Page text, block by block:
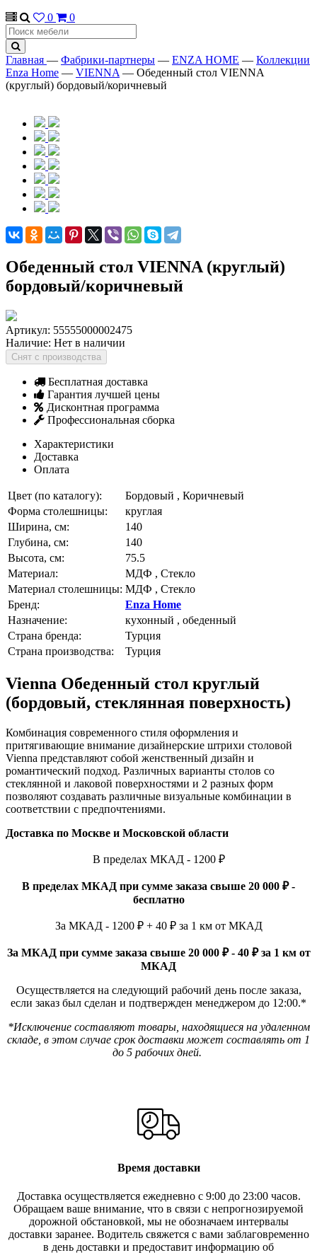
0
0
Главная — Фабрики-партнеры — ENZA HOME — Коллекции
Enza Home — VIENNA — Обеденный стол VIENNA
(круглый) бордовый/коричневый
Обеденный стол VIENNA (круглый)
бордовый/коричневый
Артикул: 55555000002475
Наличие: Нет в наличии
Снят с производства
Бесплатная доставка
Гарантия лучшей цены
Дисконтная программа
Профессиональная сборка
Характеристики
Доставка
Оплата
Цвет (по каталогу):
Бордовый , Коричневый
Форма столешницы:
круглая
Ширина, см:
140
Глубина, см:
140
Высота, см:
75.5
Материал:
МДФ , Стекло
Материал столешницы: МДФ , Стекло
Бренд:
Enza Home
Назначение:
кухонный , обеденный
Страна бренда:
Турция
Страна производства:
Турция
Vienna Обеденный стол круглый
(бордовый, стеклянная поверхность)
Комбинация современного стиля оформления и
притягивающие внимание дизайнерские штрихи столовой
Vienna представляют собой женственный дизайн и
романтический подход. Различных варианты столов со
стеклянной и лаковой поверхностями и 2 разных форм
позволяют создавать различные визуальные комбинации в
соответствии с предпочтениями.
Доставка по Москве и Московской области
В пределах МКАД - 1200 ₽
В пределах МКАД при сумме заказа свыше 20 000 ₽ -
бесплатно
За МКАД - 1200 ₽ + 40 ₽ за 1 км от МКАД
За МКАД при сумме заказа свыше 20 000 ₽ - 40 ₽ за 1 км от
МКАД
Осуществляется на следующий рабочий день после заказа,
если заказ был сделан и подтвержден менеджером до 12:00.*
*Исключение составляют товары, находящиеся на удаленном
складе, в этом случае срок доставки может составлять от 1
до 5 рабочих дней.
Время доставки
Доставка осуществляется ежедневно с 9:00 до 23:00 часов.
Обращаем ваше внимание, что в связи с непрогнозируемой
дорожной обстановкой, мы не обозначаем интервалы
доставки заранее. Водитель свяжется с вами заблаговременно
в день доставки и предоставит информацию об